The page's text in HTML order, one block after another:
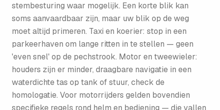
stembesturing waar mogelijk. Een korte blik kan
soms aanvaardbaar zijn, maar uw blik op de weg
moet altijd primeren. Taxi en koerier: stop in een
parkeerhaven om lange ritten in te stellen — geen
'even snel' op de pechstrook. Motor en tweewieler:
houders zijn er minder, draagbare navigatie in een
waterdichte tas op tank of stuur, check de
homologatie. Voor motorrijders gelden bovendien
specifieke regels rond helm en bediening — die vallen